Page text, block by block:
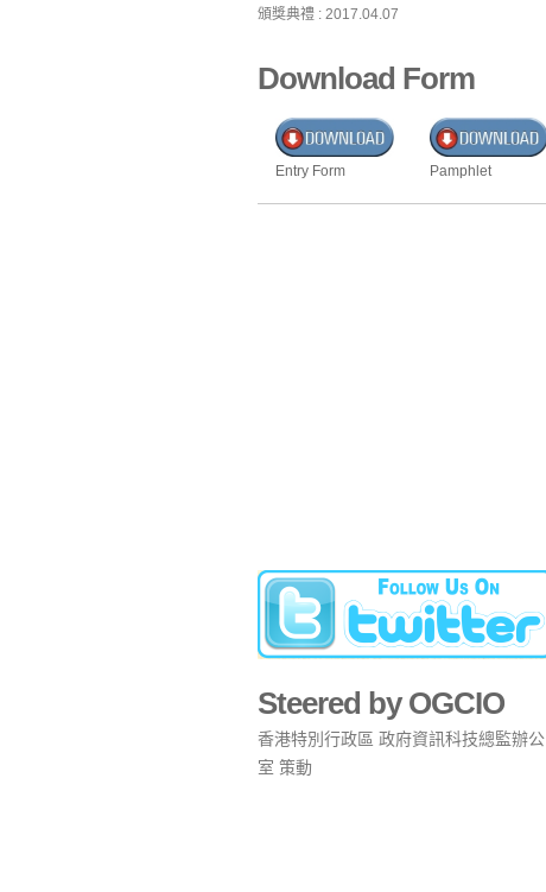
頒獎典禮 : 2017.04.07
Download Form
Entry Form Pamphlet
Steered by OGCIO
香港特別行政區 政府資訊科技總監辦公
室 策動